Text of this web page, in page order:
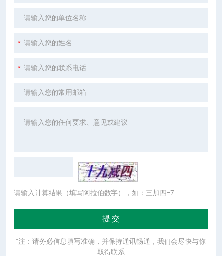
请输入计算结果（填写阿拉伯数字），如：三加四=7
"注：请务必信息填写准确，并保持通讯畅通，我们会尽快与你
取得联系